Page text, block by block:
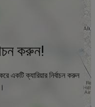
করুন!
একটি ক্যারিয়ার নির্বাচন করুন